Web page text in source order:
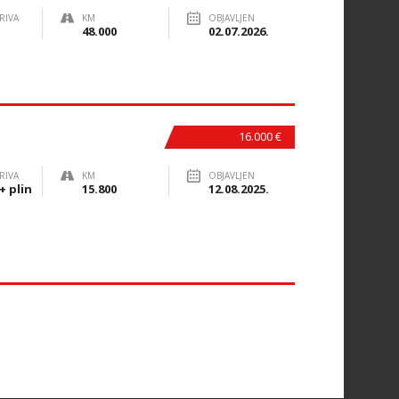
KM
48.000
OBJAVLJEN
02.07.2026.
16.000 €
plin
KM
15.800
OBJAVLJEN
12.08.2025.